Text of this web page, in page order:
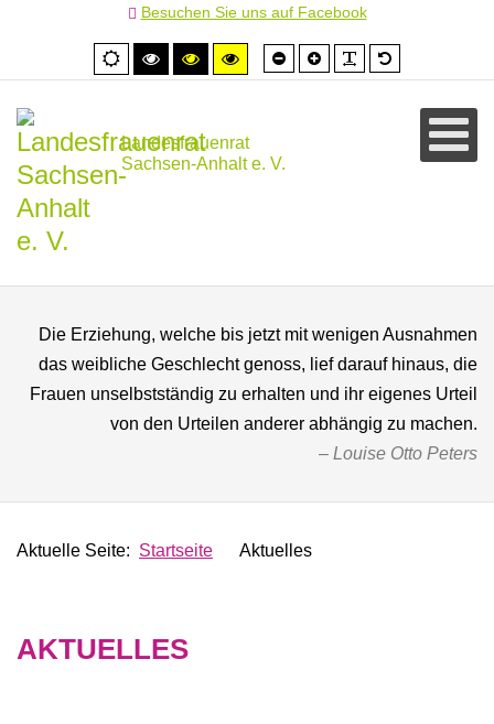
Besuchen Sie uns auf Facebook
Normale
Ansicht
Hoher
Kontrast
Hoher
Kontrast
Hoher
Kontrast
Schrift
kleiner
Schrift
größer
Landesfrauenrat
Sachsen-Anhalt e. V.
Die Erziehung, welche bis jetzt mit wenigen Ausnahmen
das weibliche Geschlecht genoss, lief darauf hinaus, die
Frauen unselbstständig zu erhalten und ihr eigenes Urteil
von den Urteilen anderer abhängig zu machen.
Louise Otto Peters
Aktuelle Seite: Startseite Aktuelles
AKTUELLES